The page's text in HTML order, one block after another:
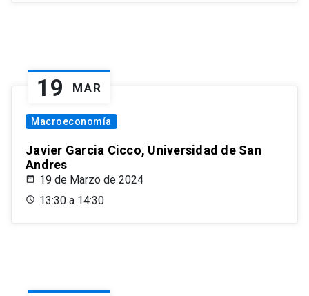
19 MAR
Macroeconomía
Javier Garcia Cicco, Universidad de San
Andres
19 de Marzo de 2024
13:30 a 14:30